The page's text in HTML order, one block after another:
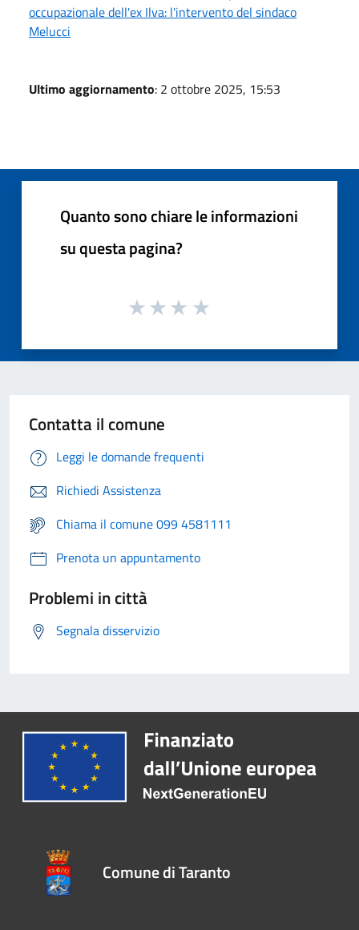
occupazionale dell'ex Ilva: l'intervento del sindaco
Melucci
Ultimo aggiornamento: 2 ottobre 2025, 15:53
Quanto sono chiare le informazioni
su questa pagina?
Contatta il comune
Leggi le domande frequenti
Richiedi Assistenza
Chiama il comune 099 4581111
Prenota un appuntamento
Problemi in città
Segnala disservizio
Comune di Taranto